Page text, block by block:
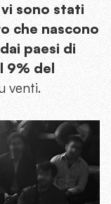
vi sono stati
che nascono
paesi di
9% del
venti.